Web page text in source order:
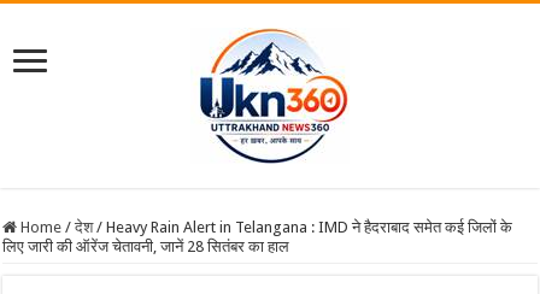
Home / देश / Heavy Rain Alert in Telangana : IMD ने हैदराबाद समेत कई जिलों के
लिए जारी की ऑरेंज चेतावनी, जानें 28 सितंबर का हाल